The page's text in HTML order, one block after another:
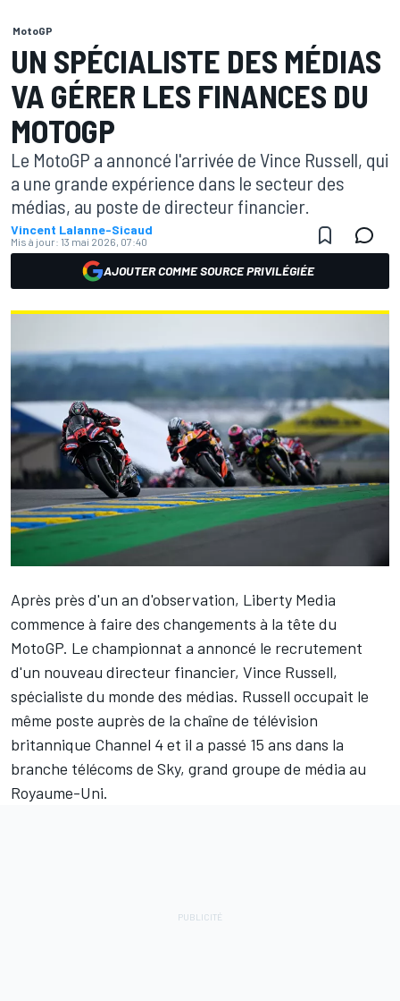
MotoGP
UN SPÉCIALISTE DES MÉDIAS
VA GÉRER LES FINANCES DU
MOTOGP
Le MotoGP a annoncé l'arrivée de Vince Russell, qui
a une grande expérience dans le secteur des
médias, au poste de directeur financier.
Vincent Lalanne-Sicaud
Mis à jour: 13 mai 2026, 07:40
AJOUTER COMME SOURCE PRIVILÉGIÉE
Après près d'un an d'observation, Liberty Media
commence à faire des changements à la tête du
MotoGP. Le championnat a annoncé le recrutement
d'un nouveau directeur financier, Vince Russell,
spécialiste du monde des médias. Russell occupait le
même poste auprès de la chaîne de télévision
britannique Channel 4 et il a passé 15 ans dans la
branche télécoms de Sky, grand groupe de média au
Royaume-Uni.